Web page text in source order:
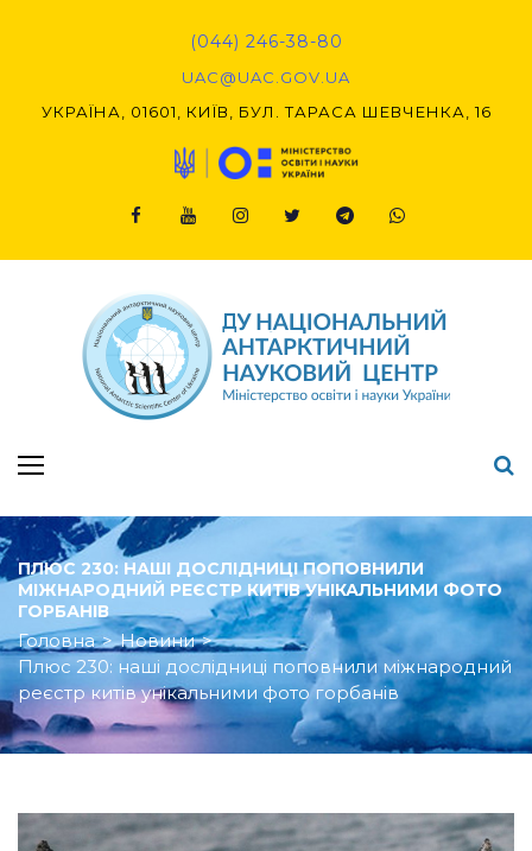
(044) 246-38-80
UAC@UAC.GOV.UA​​
УКРАЇНА, 01601, КИЇВ, БУЛ. ТАРАСА ШЕВЧЕНКА, 16
ПЛЮС 230: НАШІ ДОСЛІДНИЦІ ПОПОВНИЛИ
МІЖНАРОДНИЙ РЕЄСТР КИТІВ УНІКАЛЬНИМИ ФОТО
ГОРБАНІВ
Головна > Новини >
Плюс 230: наші дослідниці поповнили міжнародний
реєстр китів унікальними фото горбанів